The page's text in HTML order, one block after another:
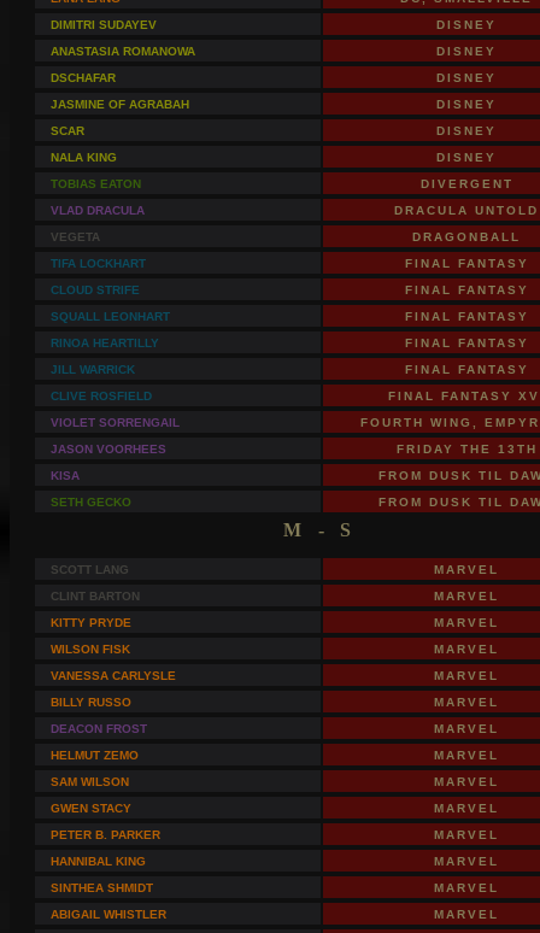
DIMITRI SUDAYEV
DISNEY
ANASTASIA ROMANOWA
DISNEY
DSCHAFAR
DISNEY
JASMINE OF AGRABAH
DISNEY
SCAR
DISNEY
NALA KING
DISNEY
TOBIAS EATON
DIVERGENT
VLAD DRACULA
DRACULA UNTOLD
VEGETA
DRAGONBALL
TIFA LOCKHART
FINAL FANTASY
CLOUD STRIFE
FINAL FANTASY
SQUALL LEONHART
FINAL FANTASY
RINOA HEARTILLY
FINAL FANTASY
JILL WARRICK
FINAL FANTASY
CLIVE ROSFIELD
FINAL FANTASY
VIOLET SORRENGAIL
FOURTH WING,
JASON VOORHEES
FRIDAY THE 13TH
KISA
FROM DUSK TIL
SETH GECKO
FROM DUSK TIL
M - S
SCOTT LANG
MARVEL
CLINT BARTON
MARVEL
KITTY PRYDE
MARVEL
WILSON FISK
MARVEL
VANESSA CARLYSLE
MARVEL
BILLY RUSSO
MARVEL
DEACON FROST
MARVEL
HELMUT ZEMO
MARVEL
SAM WILSON
MARVEL
GWEN STACY
MARVEL
PETER B. PARKER
MARVEL
HANNIBAL KING
MARVEL
SINTHEA SHMIDT
MARVEL
ABIGAIL WHISTLER
MARVEL